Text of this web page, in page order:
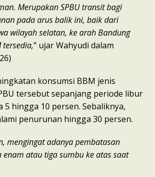
Merupakan SPBU transit bagi
pada arus balik ini, baik dari
wilayah selatan, ke arah Bandung
tersedia,” ujar Wahyudi dalam
konsumsi BBM jenis
tersebut sepanjang periode libur
hingga 10 persen. Sebaliknya,
penurunan hingga 30 persen.
mengingat adanya pembatasan
atau tiga sumbu ke atas saat